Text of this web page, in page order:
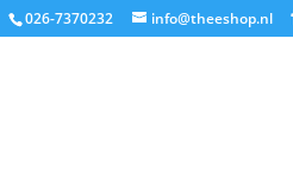
026-7370232 info@theeshop.nl